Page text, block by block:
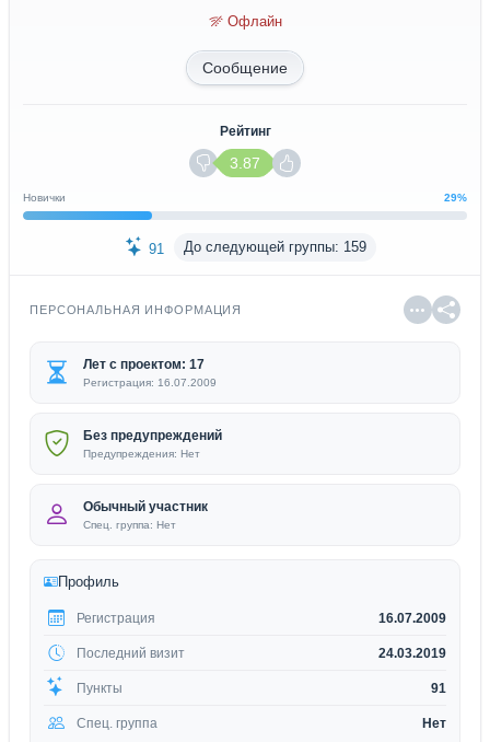
Офлайн
Сообщение
Рейтинг
3.87
Новички 29%
91 До следующей группы: 159
ПЕРСОНАЛЬНАЯ ИНФОРМАЦИЯ
Лет с проектом: 17
Регистрация: 16.07.2009
Без предупреждений
Предупреждения: Нет
Обычный участник
Спец. группа: Нет
Профиль
Регистрация 16.07.2009
Последний визит 24.03.2019
Пункты 91
Спец. группа Нет